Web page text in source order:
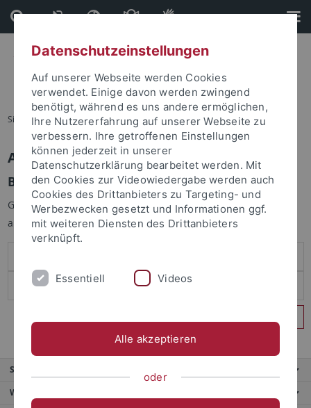
Direkt
zum
Inhalt
Direkt
zur
Fußleiste
Sie sind hier: Startseite
Anmelden
Benutzeranmeldung
Geben Sie Ihren Benutzernamen und Ihr Passwort an um sich
anzumelden:
Service
Weitere Angebote
Datenschutzeinstellungen
Auf unserer Webseite werden Cookies
verwendet. Einige davon werden zwingend
benötigt, während es uns andere ermöglichen,
Ihre Nutzererfahrung auf unserer Webseite zu
verbessern. Ihre getroffenen Einstellungen
können jederzeit in unserer
Datenschutzerklärung bearbeitet werden. Mit
den Cookies zur Videowiedergabe werden auch
Cookies des Drittanbieters zu Targeting- und
Werbezwecken gesetzt und Informationen ggf.
mit weiteren Diensten des Drittanbieters
verknüpft.
Essentiell Videos
Alle akzeptieren
oder